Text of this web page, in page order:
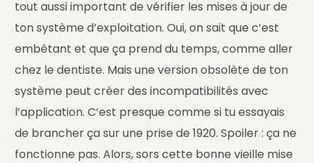
tout aussi important de vérifier les mises à jour de
ton système d’exploitation. Oui, on sait que c’est
embêtant et que ça prend du temps, comme aller
chez le dentiste. Mais une version obsolète de ton
système peut créer des incompatibilités avec
l’application. C’est presque comme si tu essayais
de brancher ça sur une prise de 1920. Spoiler : ça ne
fonctionne pas. Alors, sors cette bonne vieille mise